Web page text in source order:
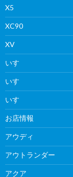
X5
XC90
XV
いすゞ
いすゞ
いすゞ
お店情報
アウディ
アウトランダー
アクア